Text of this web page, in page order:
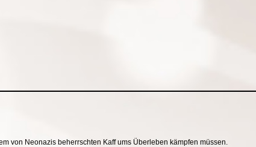
von Neonazis beherrschten Kaff ums Überleben kämpfen müssen.